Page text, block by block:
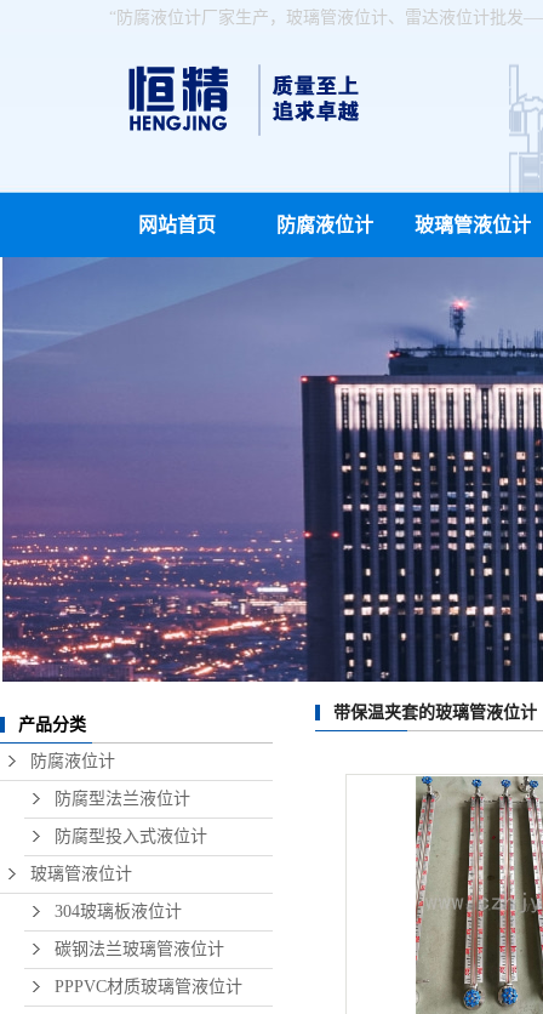
“防腐液位计厂家生产，玻璃管液位计、雷达液位计批发
网站首页 防腐液位计 玻璃管液位计
产品分类
防腐液位计
防腐型法兰液位计
防腐型投入式液位计
玻璃管液位计
304玻璃板液位计
碳钢法兰玻璃管液位计
PPPVC材质玻璃管液位计
带保温夹套的玻璃管液位计